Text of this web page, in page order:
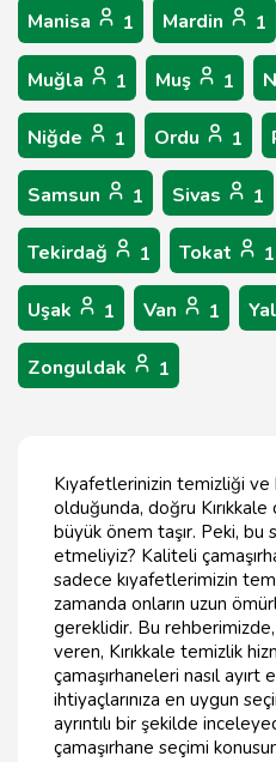
Manisa 1 Mardin 1
Muğla 1 Muş 1
Niğde 1 Ordu 1
Samsun 1 Sivas 1
Tekirdağ 1 Tokat 1
Uşak 1 Van 1
Zonguldak 1
Kıyafetlerinizin temizliği ve
olduğunda, doğru Kırıkkale
büyük önem taşır. Peki,
etmeliyiz? Kaliteli
sadece kıyafetlerimizin
zamanda onların uzun
gereklidir. Bu
veren, Kırıkkale temizlik
çamaşırhaneleri nasıl ayırt
ihtiyaçlarınıza en uygun
ayrıntılı bir şekilde
çamaşırhane seçimi